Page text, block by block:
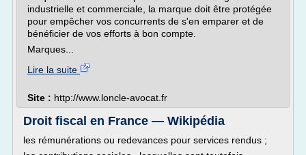
industrielle et commerciale, la marque doit être protégée
pour empêcher vos concurrents de s'en emparer et de
bénéficier de vos efforts à bon compte.
Marques...
Lire la suite
Site : http://www.loncle-avocat.fr
Droit fiscal en France — Wikipédia
les rémunérations ou redevances pour services rendus ;